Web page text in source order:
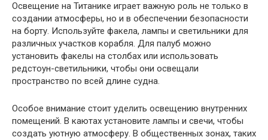
Освещение на Титанике играет важную роль не только в
создании атмосферы, но и в обеспечении безопасности
на борту. Используйте факела, лампы и светильники для
различных участков корабля. Для палуб можно
установить факелы на столбах или использовать
редстоун-светильники, чтобы они освещали
пространство по всей длине судна.
Особое внимание стоит уделить освещению внутренних
помещений. В каютах установите лампы и свечи, чтобы
создать уютную атмосферу. В общественных зонах, таких